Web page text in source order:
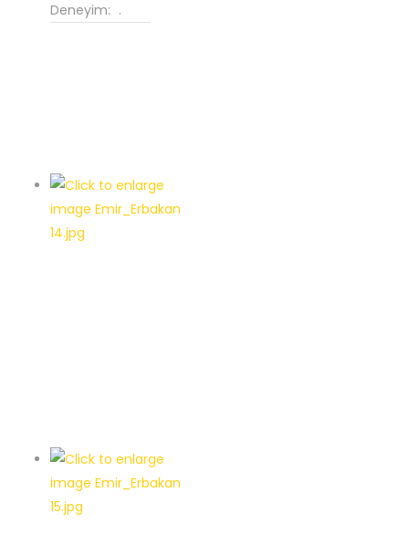
Deneyim: .